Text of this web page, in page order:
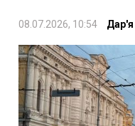
08.07.2026, 10:54 Дар'я